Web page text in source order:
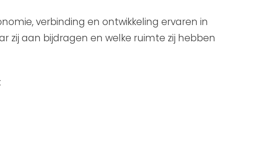
verbinding en ontwikkeling ervaren in
zij aan bijdragen en welke ruimte zij hebben